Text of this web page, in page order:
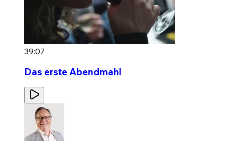
39:07
Das erste Abendmahl